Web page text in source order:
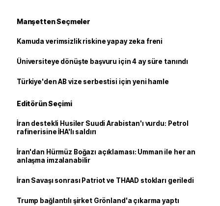
Manşetten Seçmeler
Kamuda verimsizlik riskine yapay zeka freni
Üniversiteye dönüşte başvuru için 4 ay süre tanındı
Türkiye'den AB vize serbestisi için yeni hamle
Editörün Seçimi
İran destekli Husiler Suudi Arabistan'ı vurdu: Petrol
rafinerisine İHA'lı saldırı
İran'dan Hürmüz Boğazı açıklaması: Umman ile her an
anlaşma imzalanabilir
İran Savaşı sonrası Patriot ve THAAD stokları geriledi
Trump bağlantılı şirket Grönland'a çıkarma yaptı